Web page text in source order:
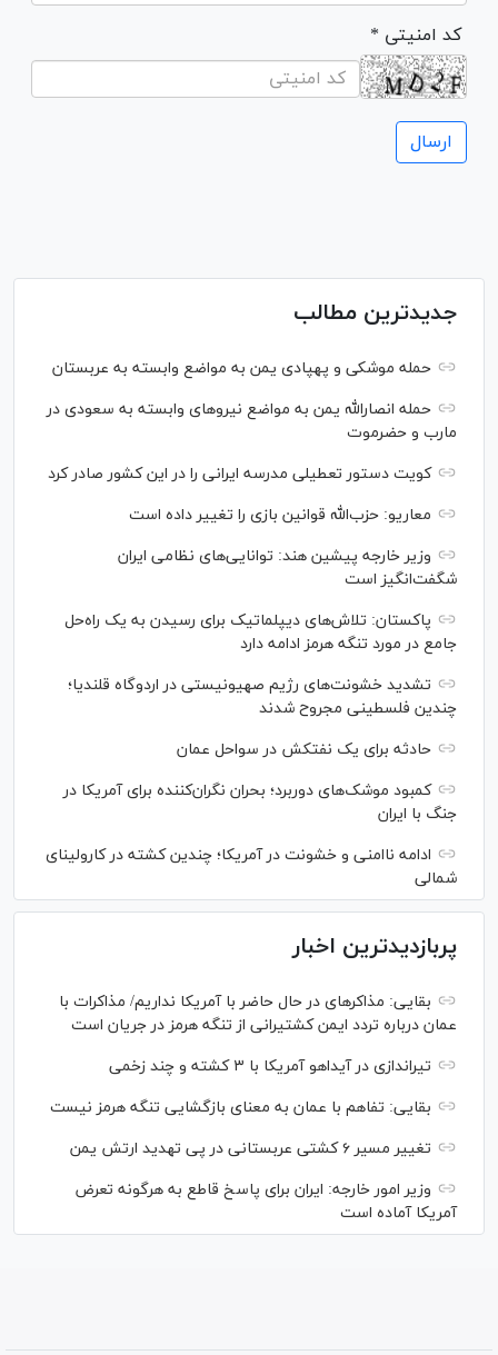
* کد امنیتی
جدیدترین مطالب
حمله موشکی و پهپادی یمن به مواضع وابسته به عربستان
حمله انصارالله یمن به مواضع نیرو‌های وابسته به سعودی در
مارب و حضرموت
کویت دستور تعطیلی مدرسه ایرانی را در این کشور صادر کرد
معاریو: حزب‌الله قوانین بازی را تغییر داده است
وزیر خارجه پیشین هند: توانایی‌های نظامی ایران
شگفت‌انگیز است
پاکستان: تلاش‌های دیپلماتیک برای رسیدن به یک راه‌حل
جامع در مورد تنگه هرمز ادامه دارد
تشدید خشونت‌های رژیم صهیونیستی در اردوگاه قلندیا؛
چندین فلسطینی مجروح شدند
حادثه برای یک نفتکش در سواحل عمان
کمبود موشک‌های دوربرد؛ بحران نگران‌کننده برای آمریکا در
جنگ با ایران
ادامه ناامنی و خشونت در آمریکا؛ چندین کشته در کارولینای
شمالی
پربازدیدترین اخبار
بقایی: مذاکره‎ای در حال حاضر با آمریکا نداریم/ مذاکرات با
عمان درباره تردد ایمن کشتیرانی از تنگه هرمز در جریان است
تیراندازی در آیداهو آمریکا با ۳ کشته و چند زخمی
بقایی: تفاهم با عمان به معنای بازگشایی تنگه هرمز نیست
تغییر مسیر ۶ کشتی عربستانی در پی تهدید ارتش یمن
وزیر امور خارجه: ایران برای پاسخ قاطع به هرگونه تعرض
آمریکا آماده است